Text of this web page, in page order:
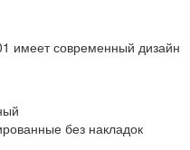
имеет современный дизайн
без накладок